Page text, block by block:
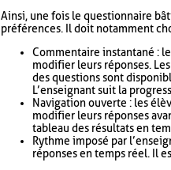
Ainsi, une fois le questionnaire
préférences. Il doit notamment
Commentaire instantané :
modifier leurs réponses.
des questions sont
L’enseignant suit la
Navigation ouverte : les
modifier leurs réponses
tableau des résultats en
Rythme imposé par
réponses en temps réel. Il